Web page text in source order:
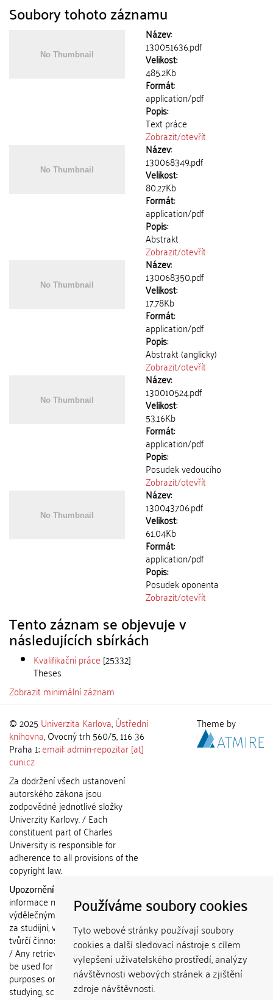
Používáme soubory cookies
Tyto webové stránky používají soubory
cookies a další sledovací nástroje s cílem
vylepšení uživatelského prostředí, analýzy
návštěvnosti webových stránek a zjištění
zdroje návštěvnosti.
Soubory tohoto záznamu
Název:
130051636.pdf
Velikost:
485.2Kb
Formát:
application/pdf
Popis:
Text práce
Zobrazit/otevřít
Název:
130068349.pdf
Velikost:
80.27Kb
Formát:
application/pdf
Popis:
Abstrakt
Zobrazit/otevřít
Název:
130068350.pdf
Velikost:
17.78Kb
Formát:
application/pdf
Popis:
Abstrakt (anglicky)
Zobrazit/otevřít
Název:
130010524.pdf
Velikost:
53.16Kb
Formát:
application/pdf
Popis:
Posudek vedoucího
Zobrazit/otevřít
Název:
130043706.pdf
Velikost:
61.04Kb
Formát:
application/pdf
Popis:
Posudek oponenta
Zobrazit/otevřít
Tento záznam se objevuje v
následujících sbírkách
Kvalifikační práce [25332]
Theses
Zobrazit minimální záznam
© 2025 Univerzita Karlova,Ústřední
knihovna, Ovocný trh 560/5, 116 36
Praha 1;email: admin-repozitar [at]
cuni.cz
Za dodržení všech ustanovení
autorského zákona jsou
zodpovědné jednotlivé složky
Univerzity Karlovy. / Each
constituent part of Charles
University is responsible for
adherence to all provisions of the
copyright law.
Upozornění / Notice:
informace nemohou být použity k
výdělečným účelům nebo vydávány
za studijní, vědeckou nebo jinou
tvůrčí činnost jiné osoby než autora.
/ Any retrieved information shall not
be used for any commercial
purposes or claimed as results of
studying, scientific or any other
Theme by